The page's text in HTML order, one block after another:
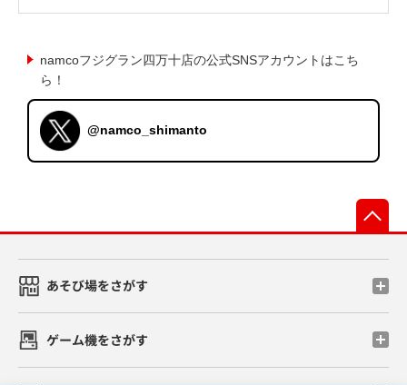
namcoフジグラン四万十店の公式SNSアカウントはこち
ら！
@namco_shimanto
あそび場をさがす
ゲーム機をさがす